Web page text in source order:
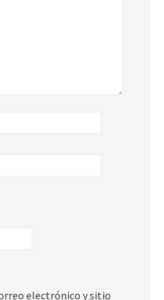
electrónico y sitio